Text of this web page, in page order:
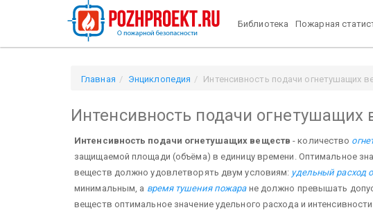
Библиотека Пожарная
Главная Энциклопедия Интенсивность подачи огнетушащих
Интенсивность подачи огнетушащих
Интенсивность подачи огнетушащих веществ - количество
защищаемой площади (объёма) в единицу времени. Оптимальное
веществ должно удовлетворять двум условиям: удельный расход
минимальным, а время тушения пожаране должно превышать
веществ оптимальное значение удельного расхода и